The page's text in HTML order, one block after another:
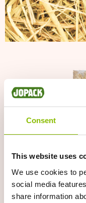
Consent
This website uses
We use cookies to
social media
share information